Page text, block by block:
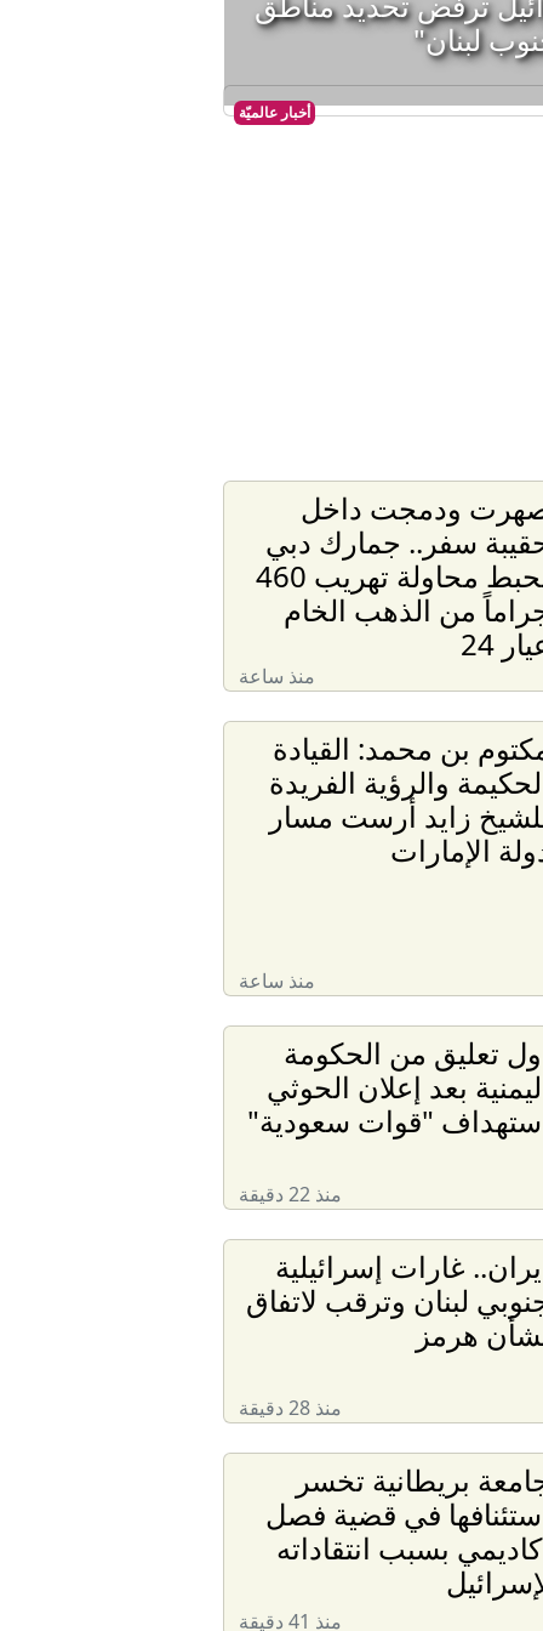
أخبار عالميّة
لبنان"
ودمجت داخل
سفر.. جمارك دبي
تحبط محاولة تهريب 460
من الذهب الخام
24
منذ ساعة
بن محمد: القيادة
والرؤية الفريدة
زايد أرست مسار
الإمارات
منذ ساعة
تعليق من الحكومة
بعد إعلان الحوثي
"قوات سعودية"
منذ 22 دقيقة
غارات إسرائيلية
لبنان وترقب لاتفاق
هرمز
منذ 28 دقيقة
بريطانية تخسر
في قضية فصل
بسبب انتقاداته
منذ 41 دقيقة